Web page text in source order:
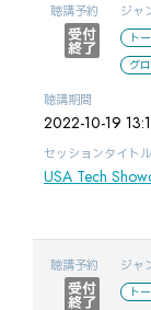
聴講予約 ジャ
ト
グ
聴講期間
2022-10-19
セッションタイトル
USA Tech
聴講予約 ジャ
ト